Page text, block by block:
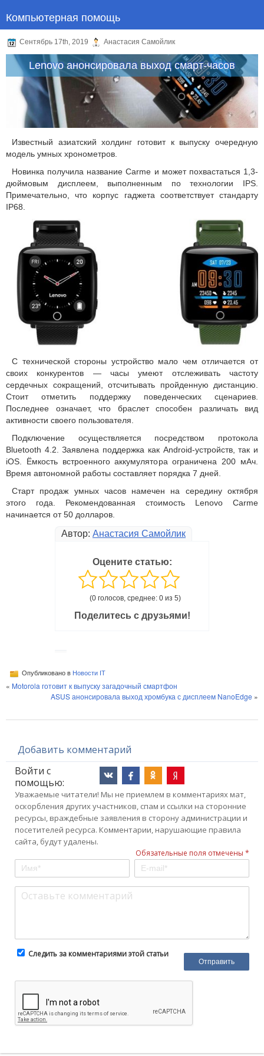
Компьютерная помощь
Сентябрь 17th, 2019 Анастасия Самойлик
Lenovo анонсировала выход смарт-часов
Известный азиатский холдинг готовит к выпуску очередную
модель умных хронометров.
Новинка получила название Carme и может похвастаться 1,3-
дюймовым дисплеем, выполненным по технологии IPS.
Примечательно, что корпус гаджета соответствует стандарту
IP68.
С технической стороны устройство мало чем отличается от
своих конкурентов — часы умеют отслеживать частоту
сердечных сокращений, отсчитывать пройденную дистанцию.
Стоит отметить поддержку поведенческих сценариев.
Последнее означает, что браслет способен различать вид
активности своего пользователя.
Подключение осуществляется посредством протокола
Bluetooth 4.2. Заявлена поддержка как Android-устройств, так и
iOS. Ёмкость встроенного аккумулятора ограничена 200 мАч.
Время автономной работы составляет порядка 7 дней.
Старт продаж умных часов намечен на середину октября
этого года. Рекомендованная стоимость Lenovo Carme
начинается от 50 долларов.
Автор: Анастасия Самойлик
Оцените статью:
(0 голосов, среднее: 0 из 5)
Поделитесь с друзьями!
Опубликовано в Новости IT
« Motorola готовит к выпуску загадочный смартфон
ASUS анонсировала выход хромбука с дисплеем NanoEdge »
Добавить комментарий
Войти с
помощью:
Уважаемые читатели! Мы не приемлем в комментариях мат,
оскорбления других участников, спам и ссылки на сторонние
ресурсы, враждебные заявления в сторону администрации и
посетителей ресурса. Комментарии, нарушающие правила
сайта, будут удалены.
Обязательные поля отмечены *
Следить за комментариями этой статьи